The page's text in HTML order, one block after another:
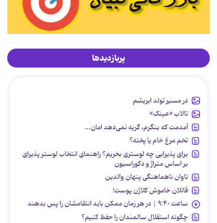
پربازدیدها
در مسیر تولد ابریشم
تالاب «عینک»
آمدمت که بنگرم، گریه نمی‌دهد امان...
تخم مرغ خام یا پخته؟
برای پذیرایی چه لوستری بخریم؟ راهنمای انتخاب لوستر پذیرای
بر اساس متراژ و دکوراسیون
تاوان ناهماهنگی پنهان والدین
قاتلان خاموش کلاژن پوست!
ساعت ۹:۴۰ | در هر زمان ممکن باید انتقامشان را پس بدهند
چگونه استقلال سالمندان را حفظ کنیم؟